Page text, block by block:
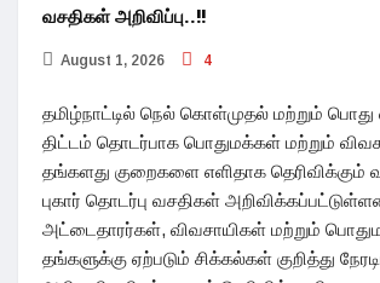
வசதிகள் அறிவிப்பு..!!
August 1, 2026 4
தமிழ்நாட்டில் நெல் கொள்முதல் மற்றும்
திட்டம் தொடர்பாக பொதுமக்கள் மற்றும்
தங்களது குறைகளை எளிதாக தெரிவிக்கும்
புகார் தொடர்பு வசதிகள்
அட்டைதாரர்கள், விவசாயிகள் மற்றும்
தங்களுக்கு ஏற்படும் சிக்கல்கள் குறித்து